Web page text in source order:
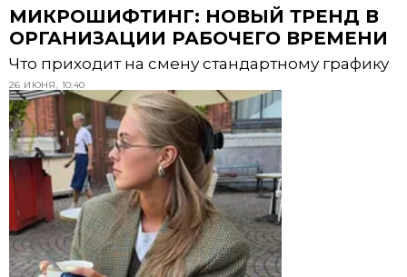
МИКРОШИФТИНГ: НОВЫЙ ТРЕНД В
ОРГАНИЗАЦИИ РАБОЧЕГО ВРЕМЕНИ
Что приходит на смену стандартному графику
26 ИЮНЯ, 10:40